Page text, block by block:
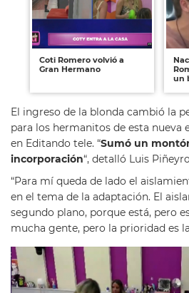
Coti Romero volvió a
Gran Hermano
un
El ingreso de la blonda cambió la
para los hermanitos de esta nueva
en Editando tele. “Sumó un
incorporación“, detalló Luis
“Para mí queda de lado el
en el tema de la adaptación. El
segundo plano, porque está, pero
mucha gente, pero la prioridad es